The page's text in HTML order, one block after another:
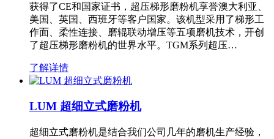
获得了CE和国家证书，超压梯形磨粉机享誉澳大利亚、
美国、英国、西班牙等客户国家。该机型采用了梯形工
作面、柔性连接、磨辊联动增压等五项磨机技术，开创
了超压梯形磨粉机的世界水平。TGM系列超压…
了解详情
LUM 超细立式磨粉机
超细立式磨粉机是结合我们公司几年的磨机生产经验，